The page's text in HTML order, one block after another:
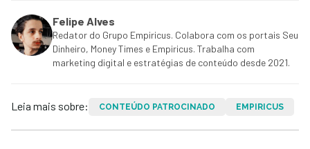
Felipe Alves
Redator do Grupo Empiricus. Colabora com os portais Seu
Dinheiro, Money Times e Empiricus. Trabalha com
marketing digital e estratégias de conteúdo desde 2021.
Leia mais sobre: CONTEÚDO PATROCINADO EMPIRICUS